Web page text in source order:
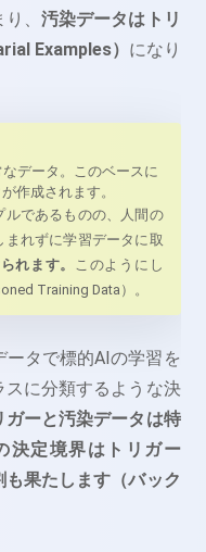
り、汚染データはトリ
Examples） になり
データ。このベースに
作成されます。
であるものの、人間の
れずに学習データに取
れます。 このようにし
Training Data）。
タで標的AIの学習を
に分類するような決
ガーと汚染データは特
決定境界はトリガー
も果たします（バック